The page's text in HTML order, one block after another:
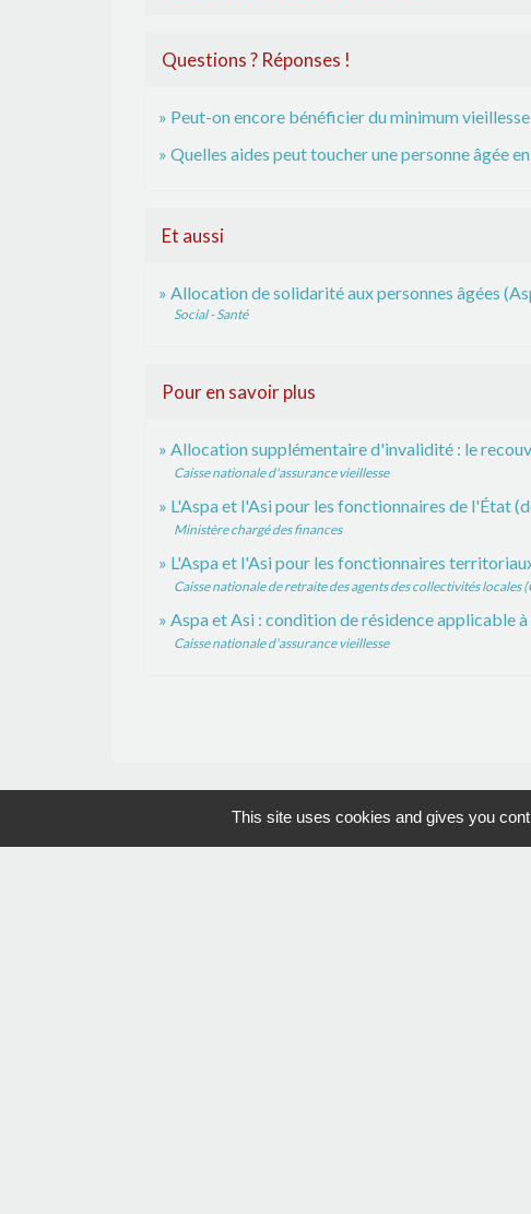
Questions ? Réponses !
Peut-on encore bénéficier du minimum vieillesse
Quelles aides peut toucher une personne âgée
Et aussi
Allocation de solidarité aux personnes âgées
Social - Santé
Pour en savoir plus
Allocation supplémentaire d'invalidité : le
Caisse nationale d'assurance vieillesse
L'Aspa et l'Asi pour les fonctionnaires de l'État
Ministère chargé des finances
L'Aspa et l'Asi pour les fonctionnaires
Caisse nationale de retraite des agents des collectivités locales
Aspa et Asi : condition de résidence applicable
Caisse nationale d'assurance vieillesse
This site uses cookies and gives you